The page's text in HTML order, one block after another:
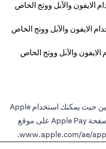
الايفون والآبل ووتج الخاص
الايفون والآبل ووتج الخاص
والآبل ووتج الخاص
للحصول على قائمة التجار الرئيسيين حيث يمكنك استخدام Apple
Pay لديهم، يرجى الاطلاع على صفحة Apple Pay على موقع
www.apple.com/ae/
.